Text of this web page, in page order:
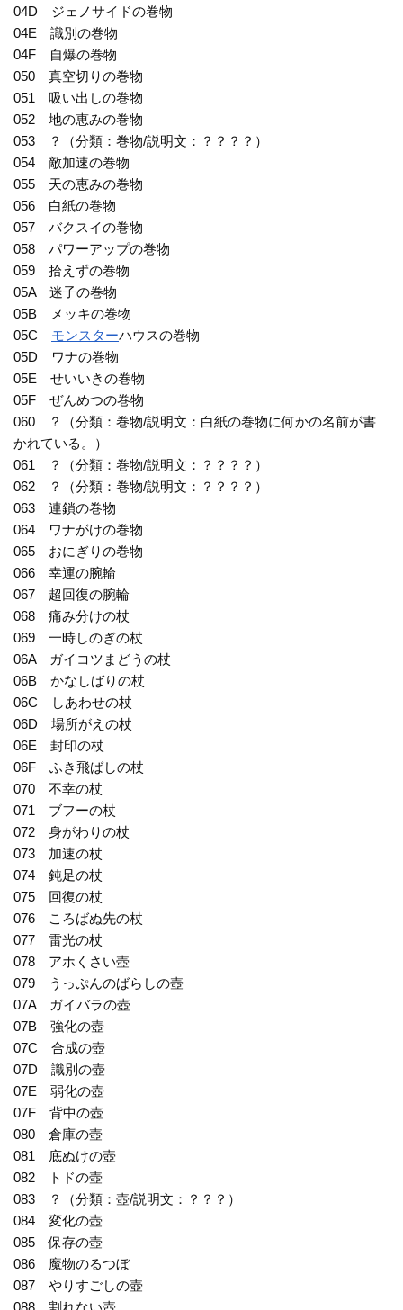
04D ジェノサイドの巻物
04E 識別の巻物
04F 自爆の巻物
050 真空切りの巻物
051 吸い出しの巻物
052 地の恵みの巻物
053 ？（分類：巻物/説明文：？？？？）
054 敵加速の巻物
055 天の恵みの巻物
056 白紙の巻物
057 バクスイの巻物
058 パワーアップの巻物
059 拾えずの巻物
05A 迷子の巻物
05B メッキの巻物
05C モンスターハウスの巻物
05D ワナの巻物
05E せいいきの巻物
05F ぜんめつの巻物
060 ？（分類：巻物/説明文：白紙の巻物に何かの名前が書
かれている。）
061 ？（分類：巻物/説明文：？？？？）
062 ？（分類：巻物/説明文：？？？？）
063 連鎖の巻物
064 ワナがけの巻物
065 おにぎりの巻物
066 幸運の腕輪
067 超回復の腕輪
068 痛み分けの杖
069 一時しのぎの杖
06A ガイコツまどうの杖
06B かなしばりの杖
06C しあわせの杖
06D 場所がえの杖
06E 封印の杖
06F ふき飛ばしの杖
070 不幸の杖
071 ブフーの杖
072 身がわりの杖
073 加速の杖
074 鈍足の杖
075 回復の杖
076 ころばぬ先の杖
077 雷光の杖
078 アホくさい壺
079 うっぷんのばらしの壺
07A ガイバラの壺
07B 強化の壺
07C 合成の壺
07D 識別の壺
07E 弱化の壺
07F 背中の壺
080 倉庫の壺
081 底ぬけの壺
082 トドの壺
083 ？（分類：壺/説明文：？？？）
084 変化の壺
085 保存の壺
086 魔物のるつぼ
087 やりすごしの壺